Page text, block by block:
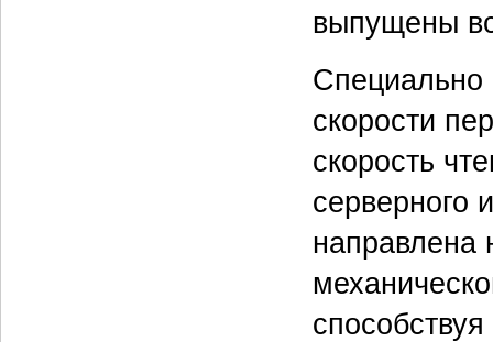
выпущены
Специально
скорости
скорость
серверного
направлена